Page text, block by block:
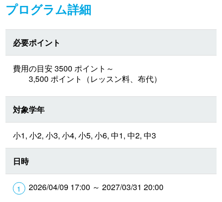
プログラム詳細
必要ポイント
費用の目安 3500 ポイント～
3,500 ポイント（レッスン料、布代）
対象学年
小1, 小2, 小3, 小4, 小5, 小6, 中1, 中2, 中3
日時
2026/04/09 17:00 ～ 2027/03/31 20:00